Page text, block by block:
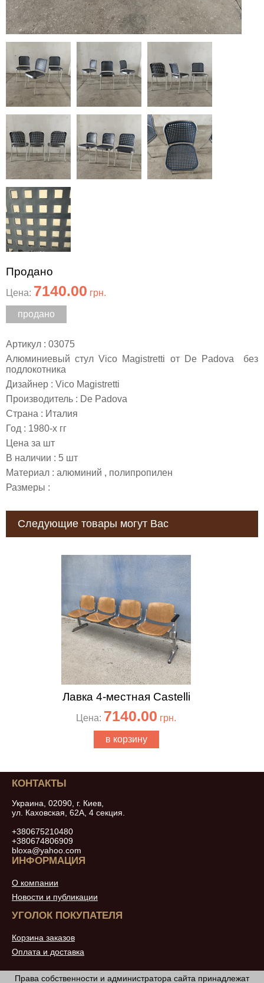
Продано
Цена: 7140.00 грн.
продано
Артикул : 03075
Алюминиевый стул Vico Magistretti от De Padova без
подлокотника
Дизайнер : Vico Magistretti
Производитель : De Padova
Страна : Италия
Год : 1980-х гг
Цена за шт
В наличии : 5 шт
Материал : алюминий , полипропилен
Размеры :
Следующие товары могут Вас
Лавка 4-местная Castelli
Цена: 7140.00 грн.
в корзину
КОНТАКТЫ
Украина, 02090, г. Киев,
ул. Каховская, 62А, 4 секция.
+380675210480
+380674806909
bloxa@yahoo.com
ИНФОРМАЦИЯ
О компании
Новости и публикации
УГОЛОК ПОКУПАТЕЛЯ
Корзина заказов
Оплата и доставка
Права собственности и администратора сайта принадлежат